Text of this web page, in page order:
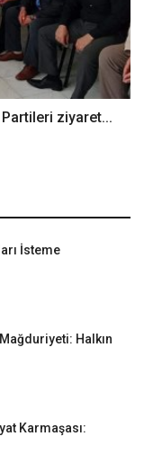
Partileri ziyaret...
İsteme
Halkın
Karmaşası: